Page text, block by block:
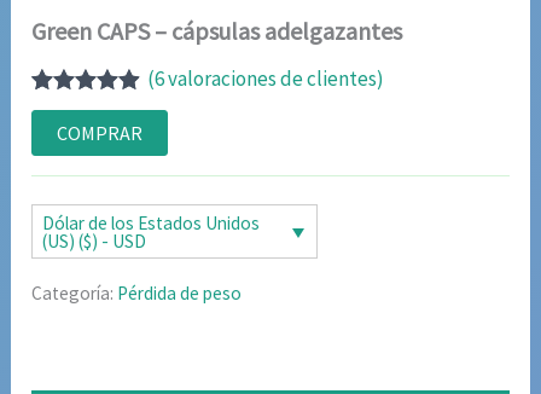
Green CAPS – cápsulas adelgazantes
Valorado
con4.83de
5 en base
a
6
de clientes
(6valoraciones de clientes)
COMPRAR
Dólar de los Estados Unidos
(US) ($) - USD
Categoría: Pérdida de peso